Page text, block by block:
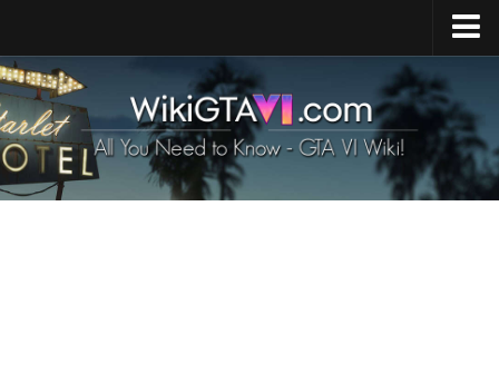
Strona główna
Premiera GTA 6
Mapa GTA 6
GTA 6 Pojazdy